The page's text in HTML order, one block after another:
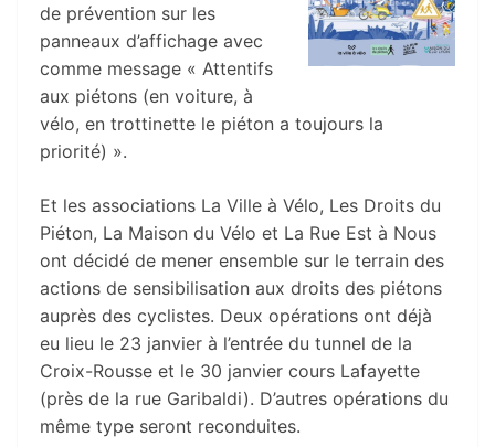
de prévention sur les
panneaux d’affichage avec
comme message « Attentifs
aux piétons (en voiture, à
vélo, en trottinette le piéton a toujours la
priorité) ».
Et les associations La Ville à Vélo, Les Droits du
Piéton, La Maison du Vélo et La Rue Est à Nous
ont décidé de mener ensemble sur le terrain des
actions de sensibilisation aux droits des piétons
auprès des cyclistes. Deux opérations ont déjà
eu lieu le 23 janvier à l’entrée du tunnel de la
Croix-Rousse et le 30 janvier cours Lafayette
(près de la rue Garibaldi). D’autres opérations du
même type seront reconduites.